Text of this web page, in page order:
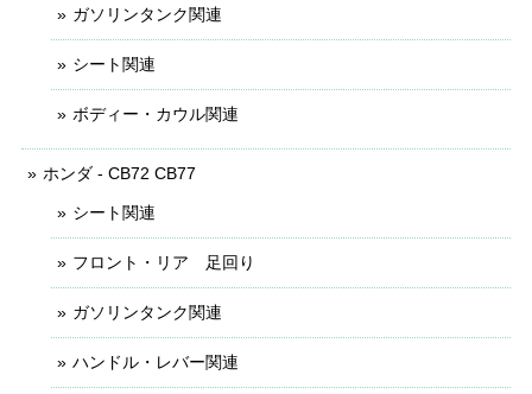
ガソリンタンク関連
シート関連
ボディー・カウル関連
ホンダ - CB72 CB77
シート関連
フロント・リア 足回り
ガソリンタンク関連
ハンドル・レバー関連